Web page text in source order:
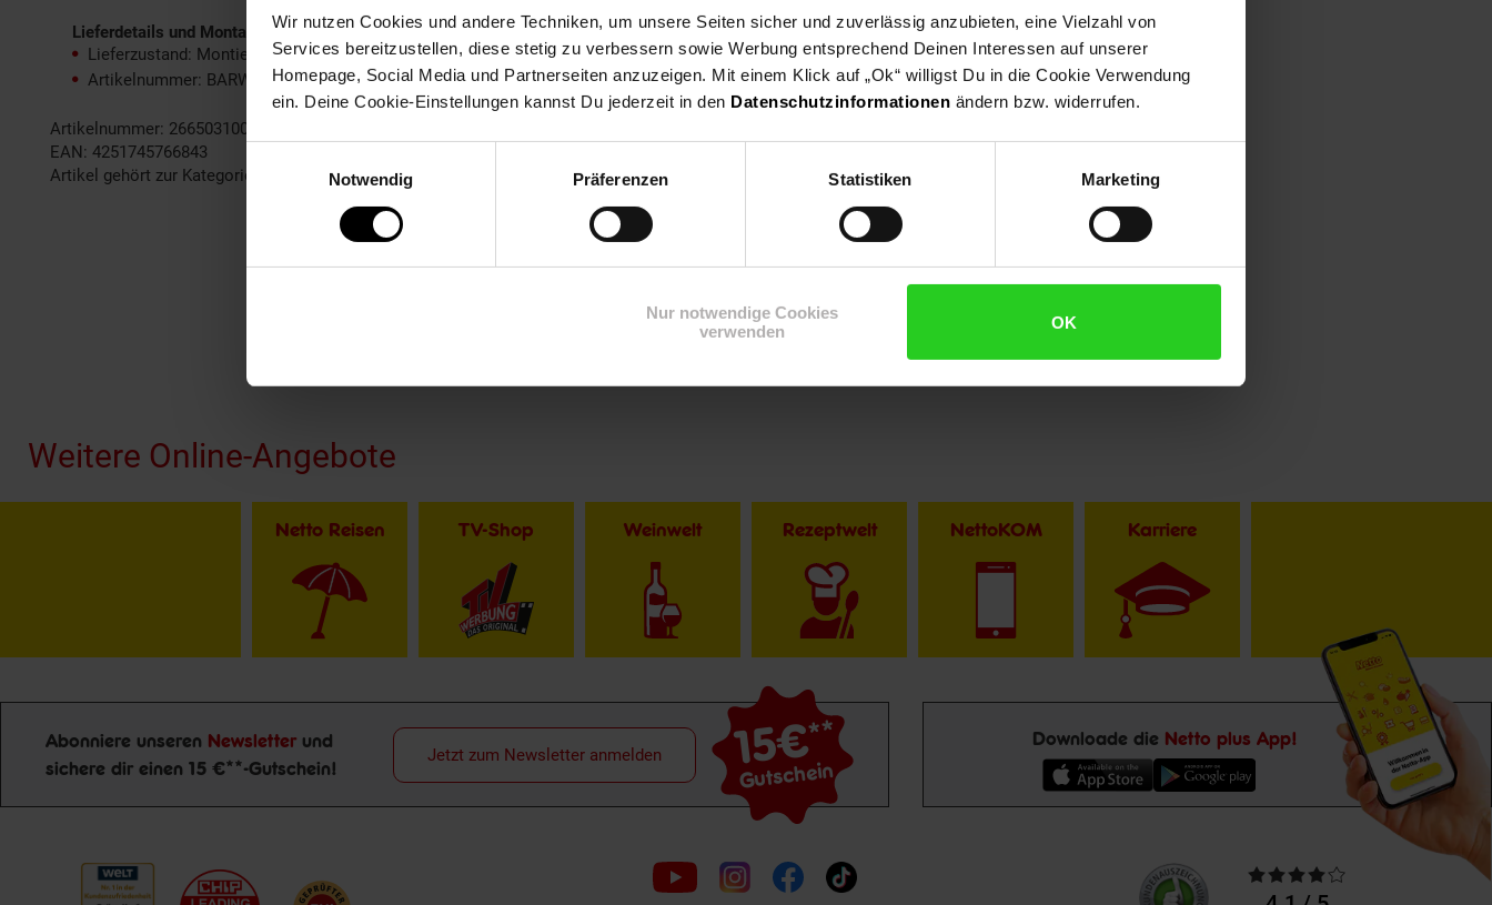
Wir nutzen Cookies und andere Techniken, um unsere Seiten sicher und zuverlässig anzubieten, eine Vielzahl von
Services bereitzustellen, diese stetig zu verbessern sowie Werbung entsprechend Deinen Interessen auf unserer
Homepage, Social Media und Partnerseiten anzuzeigen. Mit einem Klick auf „Ok“ willigst Du in die Cookie Verwendung
ein. Deine Cookie-Einstellungen kannst Du jederzeit in den Datenschutzinformationen ändern bzw. widerrufen.
Notwendig
Präferenzen Statistiken Marketing
Nur notwendige Cookies
verwenden
OK
Lieferdetails und Montage:
Lieferzustand: Montiert
Artikelnummer: BARWL5.667
Artikelnummer: 2665031000
EAN: 4251745766843
Artikel gehört zur Kategorie:
Beistelltische
Weitere Online-Angebote
Netto Reisen TV-Shop Weinwelt Rezeptwelt NettoKOM Karriere
Newsletter Anmeldung
Abonniere unseren Newsletter und
sichere dir einen 15 €**-Gutschein!
15€**
Gutschein
Jetzt zum Newsletter anmelden
Downloade die Netto plus App!
Folge
uns
Unsere
Kundenbewertungen
Durchschnittliche
Bewertungen